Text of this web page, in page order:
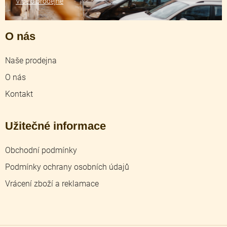
O nás
Naše prodejna
O nás
Kontakt
Užitečné informace
Obchodní podmínky
Podmínky ochrany osobních údajů
Vrácení zboží a reklamace